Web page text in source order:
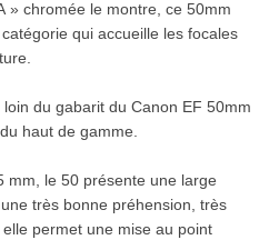
» chromée le montre, ce 50mm
qui accueille les focales
du gabarit du Canon EF 50mm
haut de gamme.
mm, le 50 présente une large
très bonne préhension, très
permet une mise au point